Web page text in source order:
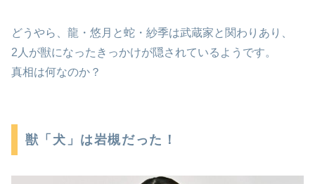
どうやら、龍・悠月と蛇・紗季は武蔵家と関わりあり、
2人が獣になったきっかけが隠されているようです。
真相は何なのか？
獣「犬」は岩槻だった！